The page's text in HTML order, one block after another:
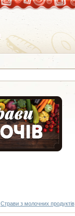
Страви з молочних продуктів